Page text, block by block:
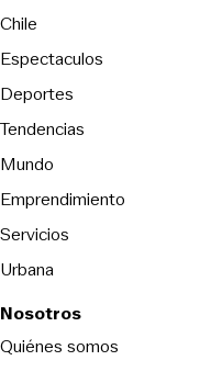
Chile
Espectaculos
Deportes
Tendencias
Mundo
Emprendimiento
Servicios
Urbana
Nosotros
Quiénes somos